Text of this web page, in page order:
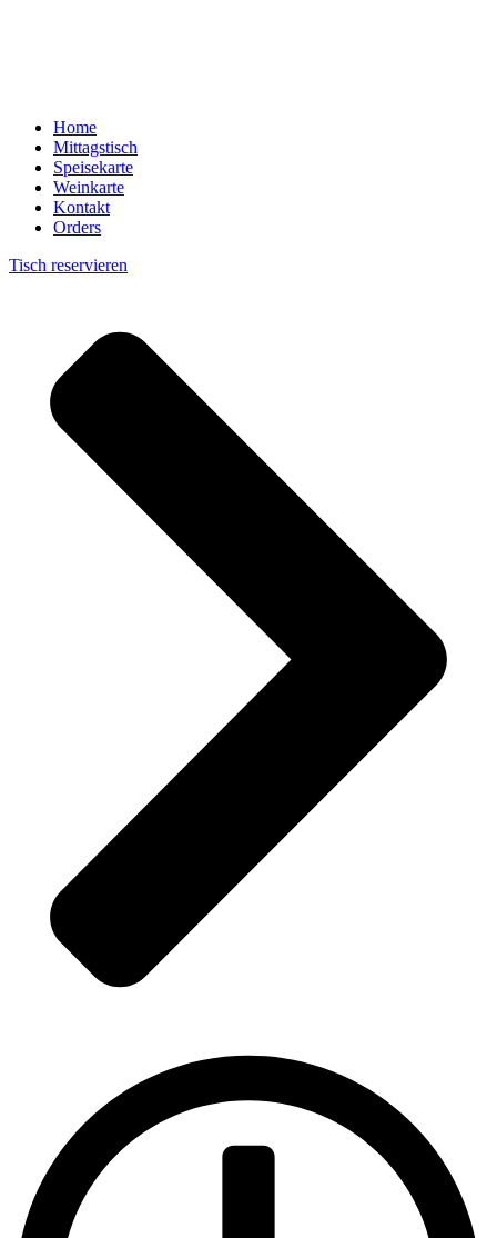
Home
Mittagstisch
Speisekarte
Weinkarte
Kontakt
Orders
Tisch reservieren